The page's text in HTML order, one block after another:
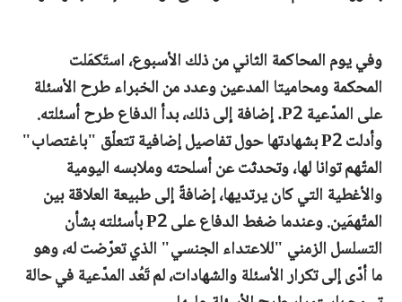
وفي يوم المحاكمة الثاني من ذلك الأسبوع، استَكمَلت
المحكمة ومحاميتا المدعين وعدد من الخبراء طرح الأسئلة
على المدّعية P2. إضافة إلى ذلك، بدأ الدفاع طرح أسئلته.
وأدلت P2 بشهادتها حول تفاصيل إضافية تتعلّق "باغتصاب"
المتّهم توانا لها، وتحدثت عن أسلحته وملابسه اليومية
والأغطية التي كان يرتديها، إضافةً إلى طبيعة العلاقة بين
المتّهمَين. وعندما ضغط الدفاع على P2 بأسئلته بشأن
التسلسل الزمني "للاعتداء الجنسي" الذي تعرّضت له، وهو
ما أدّى إلى تكرار الأسئلة والشهادات، لم تَعُد المدّعية في حالة